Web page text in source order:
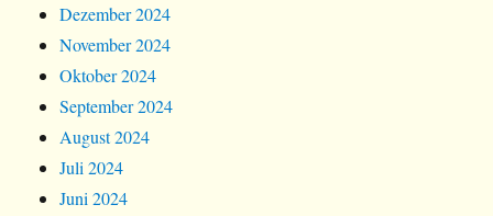
Dezember 2024
November 2024
Oktober 2024
September 2024
August 2024
Juli 2024
Juni 2024